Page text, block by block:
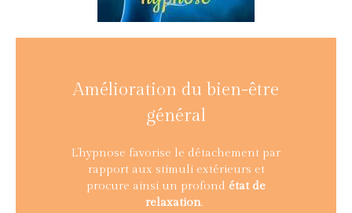
Amélioration du bien-être
général
L’hypnose favorise le détachement par
rapport aux stimuli extérieurs et
procure ainsi un profond état de
relaxation.